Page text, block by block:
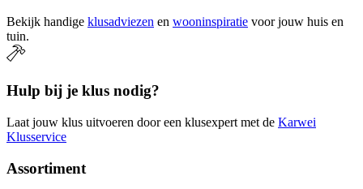
Bekijk handige klusadviezen en wooninspiratie voor jouw huis en
tuin.
Hulp bij je klus nodig?
Laat jouw klus uitvoeren door een klusexpert met de Karwei
Klusservice
Assortiment